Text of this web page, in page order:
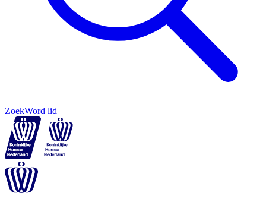
ZoekWord lid